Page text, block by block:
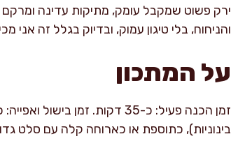
ירק פשוט שמקבל עומק, מתיקות עדינה
והניחוח, בלי טיגון עמוק, ובדיוק בגלל זה אני
על המתכון
בינוניות), כתוספת או כארוחה קלה עם סלט